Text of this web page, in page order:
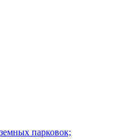
парковок;